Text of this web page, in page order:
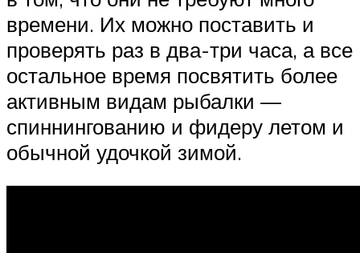
времени. Их можно поставить и
проверять раз в два-три часа, а все
остальное время посвятить более
активным видам рыбалки —
спиннингованию и фидеру летом и
обычной удочкой зимой.